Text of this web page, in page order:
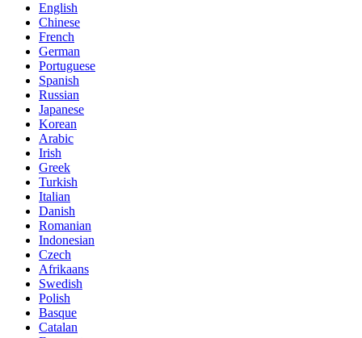
English
Chinese
French
German
Portuguese
Spanish
Russian
Japanese
Korean
Arabic
Irish
Greek
Turkish
Italian
Danish
Romanian
Indonesian
Czech
Afrikaans
Swedish
Polish
Basque
Catalan